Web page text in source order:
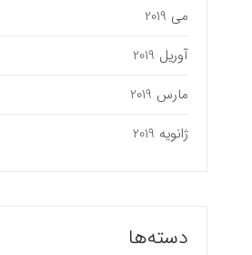
می 2019
آوریل 2019
مارس 2019
ژانویه 2019
دسته‌ها